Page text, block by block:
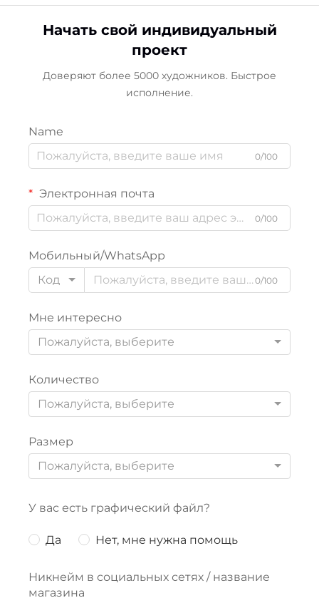
Начать свой индивидуальный
проект
Доверяют более 5000 художников. Быстрое
исполнение.
Name
0/100
Электронная почта
0/100
Мобильный/WhatsApp
Код
0/100
Мне интересно
Пожалуйста, выберите
Количество
Пожалуйста, выберите
Размер
Пожалуйста, выберите
У вас есть графический файл?
Да Нет, мне нужна помощь
Никнейм в социальных сетях / название
магазина